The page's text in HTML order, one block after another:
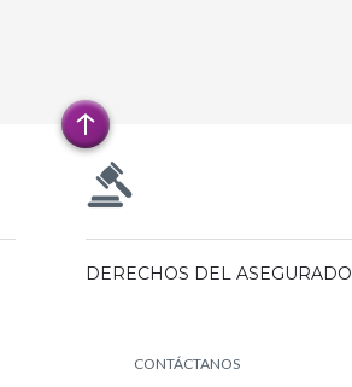
DERECHOS DEL ASEGURADO
CONTÁCTANOS